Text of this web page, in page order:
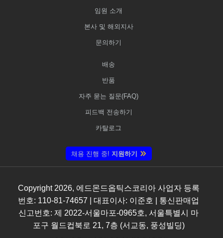
임원 소개
본사 및 해외지사
문의하기
배송
반품
자주 묻는 질문(FAQ)
피드백 전송하기
카탈로그
채용 진행 중! 지원하기
Copyright 2026, 에드몬드옵틱스코리아 사업자 등록
번호: 110-81-74657 | 대표이사: 이준호 | 통신판매업
신고번호: 제 2022-서울마포-0965호, 서울특별시 마
포구 월드컵북로 21, 7층 (서교동, 풍성빌딩)